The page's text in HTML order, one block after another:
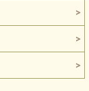
制作などに向い
インがおすすめで